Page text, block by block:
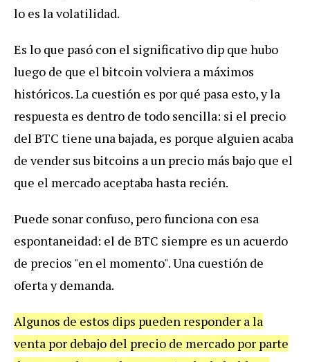
lo es la volatilidad.
Es lo que pasó con el significativo dip que hubo
luego de que el bitcoin volviera a máximos
históricos. La cuestión es por qué pasa esto, y la
respuesta es dentro de todo sencilla: si el precio
del BTC tiene una bajada, es porque alguien acaba
de vender sus bitcoins a un precio más bajo que el
que el mercado aceptaba hasta recién.
Puede sonar confuso, pero funciona con esa
espontaneidad: el de BTC siempre es un acuerdo
de precios "en el momento". Una cuestión de
oferta y demanda.
Algunos de estos dips pueden responder a la
venta por debajo del precio de mercado por parte